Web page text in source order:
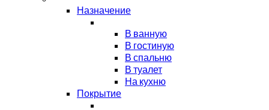
Назначение
В ванную
В гостиную
В спальню
В туалет
На кухню
Покрытие